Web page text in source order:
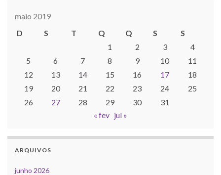
maio 2019
D
S T Q Q S
S
1
2 3
4
5
6 7 8 9 10
11
12
13 14 15 16 17
18
19
20 21 22 23 24
25
26
27 28 29 30
31
« fev jul »
ARQUIVOS
junho 2026